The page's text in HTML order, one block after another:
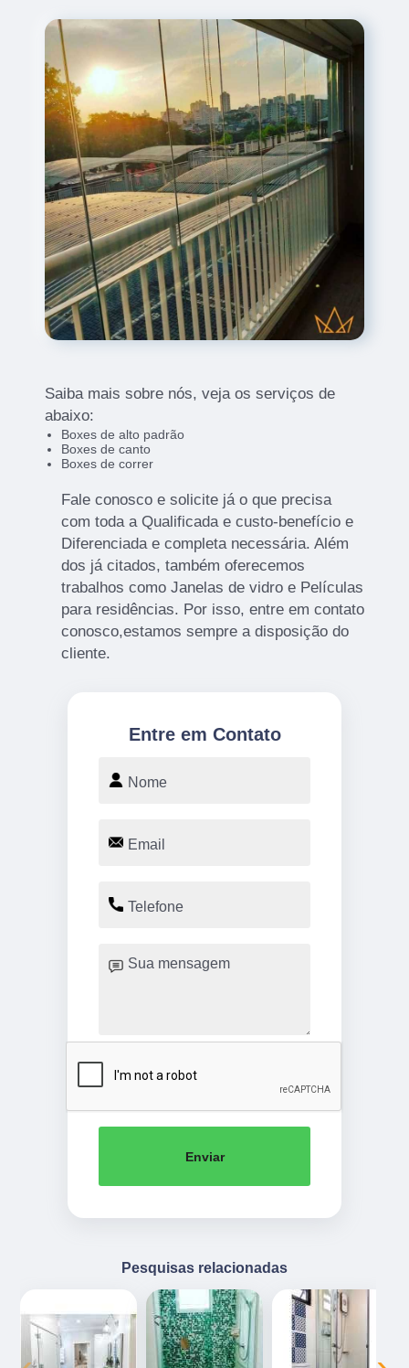
Saiba mais sobre nós, veja os serviços de
abaixo:
Boxes de alto padrão
Boxes de canto
Boxes de correr
Fale conosco e solicite já o que precisa
com toda a Qualificada e custo-benefício e
Diferenciada e completa necessária. Além
dos já citados, também oferecemos
trabalhos como Janelas de vidro e Películas
para residências. Por isso, entre em contato
conosco,estamos sempre a disposição do
cliente.
Entre em Contato
Enviar
Pesquisas relacionadas